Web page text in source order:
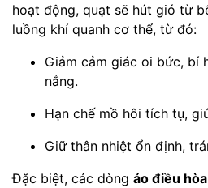
hoạt động, quạt sẽ hút gió từ
luồng khí quanh cơ thể, từ đó:
Giảm cảm giác oi bức, bí
nắng.
Hạn chế mồ hôi tích tụ,
Giữ thân nhiệt ổn định,
Đặc biệt, các dòng áo điều